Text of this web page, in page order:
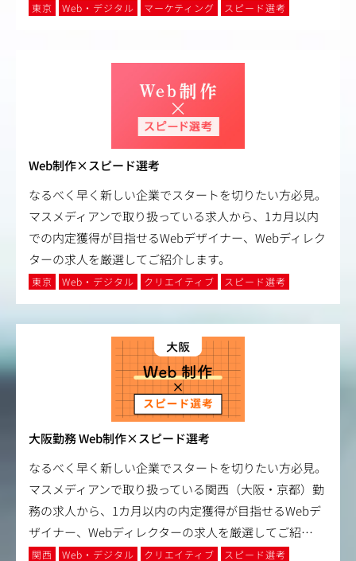
東京 Web・デジタル マーケティング スピード選考
Web制作×スピード選考
なるべく早く新しい企業でスタートを切りたい方必見。
マスメディアンで取り扱っている求人から、1カ月以内
での内定獲得が目指せるWebデザイナー、Webディレク
ターの求人を厳選してご紹介します。
東京 Web・デジタル クリエイティブ スピード選考
大阪勤務 Web制作×スピード選考
なるべく早く新しい企業でスタートを切りたい方必見。
マスメディアンで取り扱っている関西（大阪・京都）勤
務の求人から、1カ月以内の内定獲得が目指せるWebデ
ザイナー、Webディレクターの求人を厳選してご紹…
関西 Web・デジタル クリエイティブ スピード選考